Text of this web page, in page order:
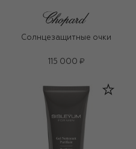
Солнцезащитные очки
115 000 ₽